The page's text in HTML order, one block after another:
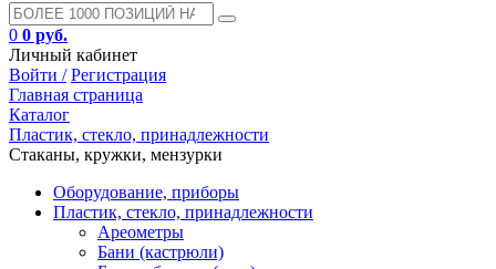
0 0 руб.
Личный кабинет
Войти / Регистрация
Главная страница
Каталог
Пластик, стекло, принадлежности
Стаканы, кружки, мензурки
Оборудование, приборы
Пластик, стекло, принадлежности
Ареометры
Бани (кастрюли)